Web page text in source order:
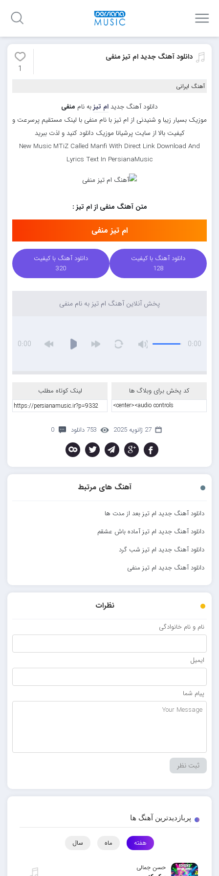
دانلود آهنگ جدید ام تیز منفی
1
آهنگ ایرانی
دانلود آهنگ جدید ام تیزبه نام منفی
موزیک بسیار زیبا و شنیدنی از ام تیز با نام منفی با لینک مستقیم پرسرعت و
کیفیت بالا از سایت پرشیانا موزیک دانلود کنید و لذت ببرید
New Music MTiZ Called Manfi With Direct Link Download And
Lyrics Text In PersianaMusic
متن آهنگ منفی از ام تیز :
ام تیز منفی
دانلود آهنگ با کیفیت
128
دانلود آهنگ با کیفیت
320
پخش آنلاین آهنگ ام تیز به نام منفی
0:00
0:00
کد پخش برای وبلاگ ها لینک کوتاه مطلب
27 ژانویه 2025 753 دانلود 0
آهنگ های مرتبط
دانلود آهنگ جدید ام تیز بعد از مدت ها
دانلود آهنگ جدید ام تیز آماده باش عشقم
دانلود آهنگ جدید ام تیز شب گرد
دانلود آهنگ جدید ام تیز منفی
نظرات
نام و نام خانوادگی
ایمیل
پیام شما
پربازدیدترین آهنگ ها
هفته ماه سال
حسن جمالی